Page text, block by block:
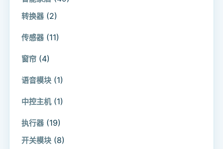
转换器 (2)
传感器 (11)
窗帘 (4)
语音模块 (1)
中控主机 (1)
执行器 (19)
开关模块 (8)